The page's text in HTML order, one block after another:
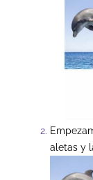
aletas y